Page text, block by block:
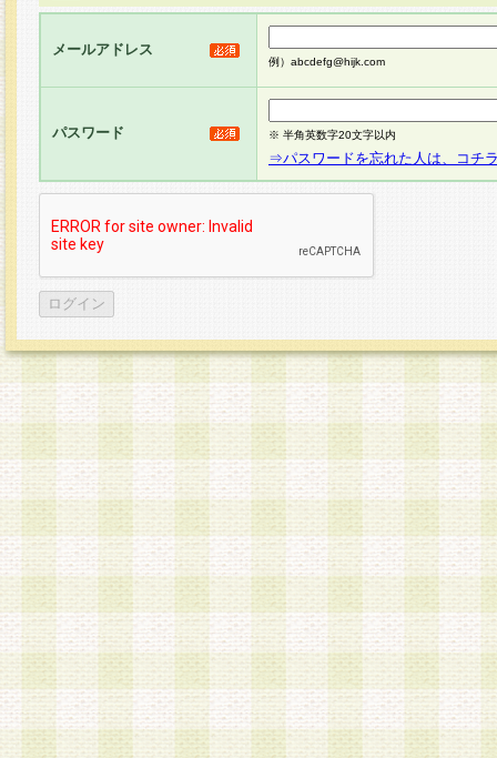
メールアドレス
例）abcdefg@hijk.com
パスワード ※ 半角英数字20文字以内
⇒パスワードを忘れた人は、コチ